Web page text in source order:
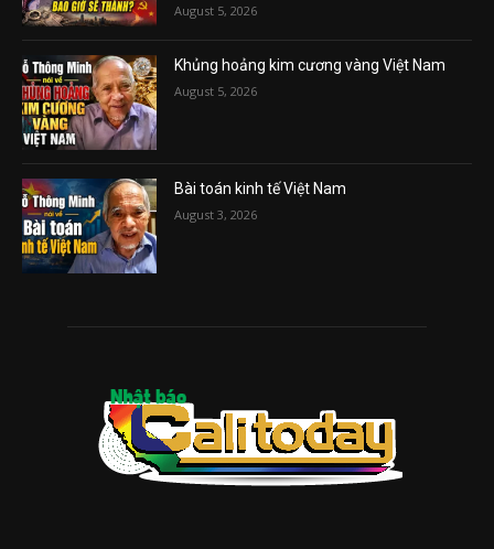
August 5, 2026
Khủng hoảng kim cương vàng Việt Nam
August 5, 2026
Bài toán kinh tế Việt Nam
August 3, 2026